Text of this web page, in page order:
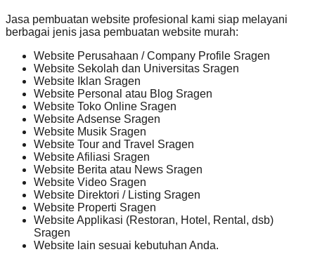
Jasa pembuatan website profesional kami siap melayani
berbagai jenis jasa pembuatan website murah:
Website Perusahaan / Company Profile Sragen
Website Sekolah dan Universitas Sragen
Website Iklan Sragen
Website Personal atau Blog Sragen
Website Toko Online Sragen
Website Adsense Sragen
Website Musik Sragen
Website Tour and Travel Sragen
Website Afiliasi Sragen
Website Berita atau News Sragen
Website Video Sragen
Website Direktori / Listing Sragen
Website Properti Sragen
Website Applikasi (Restoran, Hotel, Rental, dsb)
Sragen
Website lain sesuai kebutuhan Anda.